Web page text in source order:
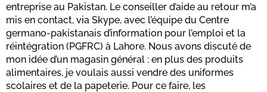
entreprise au Pakistan. Le conseiller d’aide au retour m’a
mis en contact, via Skype, avec l’équipe du Centre
germano-pakistanais d’information pour l’emploi et la
réintégration (PGFRC) à Lahore. Nous avons discuté de
mon idée d’un magasin général : en plus des produits
alimentaires, je voulais aussi vendre des uniformes
scolaires et de la papeterie. Pour ce faire, les